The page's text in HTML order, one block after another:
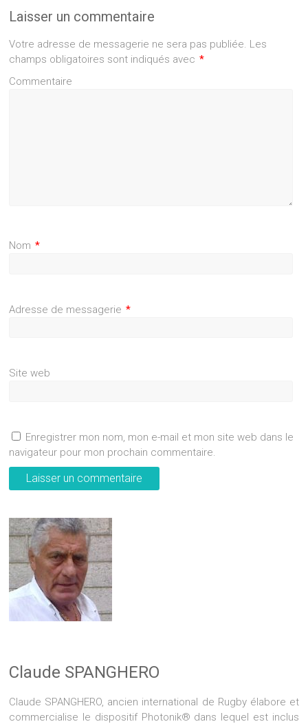
Laisser un commentaire
Votre adresse de messagerie ne sera pas publiée. Les
champs obligatoires sont indiqués avec *
Commentaire
Nom *
Adresse de messagerie *
Site web
Enregistrer mon nom, mon e-mail et mon site web dans le
navigateur pour mon prochain commentaire.
Claude SPANGHERO
Claude SPANGHERO, ancien international de Rugby élabore et
commercialise le dispositif Photonik® dans lequel est inclus